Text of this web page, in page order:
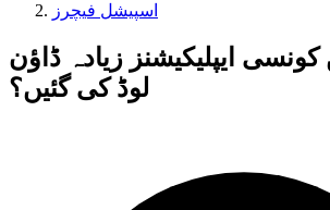
اسپیشل فیچرز
کونسی ایپلیکیشنز زیادہ ڈاؤن
لوڈ کی گئیں؟